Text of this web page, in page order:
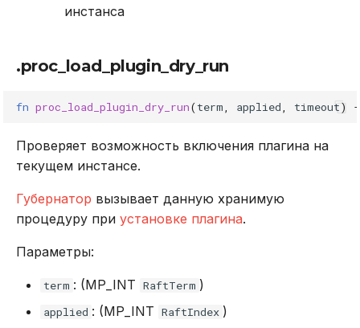
инстанса
.proc_load_plugin_dry_run
fn proc_load_plugin_dry_run(term applied timeout)
Проверяет возможность включения плагина на
текущем инстансе.
Губернатор вызывает данную хранимую
процедуру при установке плагина.
Параметры:
term : (MP_INT RaftTerm )
applied : (MP_INT RaftIndex )